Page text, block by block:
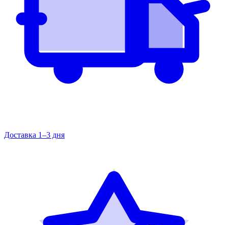
Доставка 1–3 дня